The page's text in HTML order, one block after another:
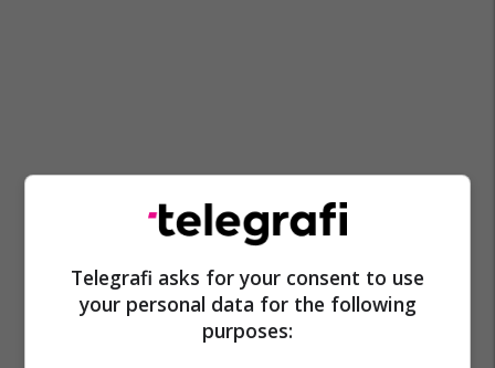
Telegrafi asks for your consent to use
your personal data for the following
purposes: